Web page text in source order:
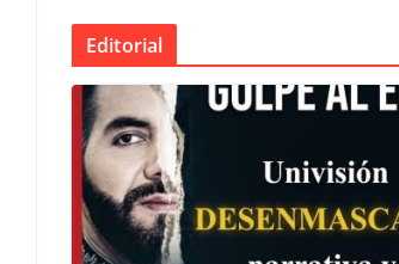
Editorial